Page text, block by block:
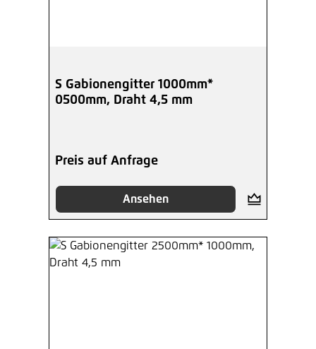
S Gabionengitter 1000mm*
0500mm, Draht 4,5 mm
Preis auf Anfrage
Ansehen